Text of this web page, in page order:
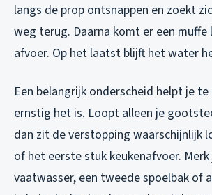
langs de prop ontsnappen en zoekt
weg terug. Daarna komt er een
afvoer. Op het laatst blijft het water
Een belangrijk onderscheid helpt je te
ernstig het is. Loopt alleen je
dan zit de verstopping waarschijnlijk
of het eerste stuk keukenafvoer.
vaatwasser, een tweede spoelbak of